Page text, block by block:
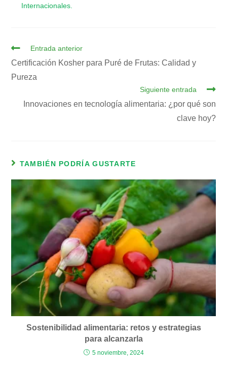
Internacionales.
Entrada anterior
Certificación Kosher para Puré de Frutas: Calidad y
Pureza
Siguiente entrada
Innovaciones en tecnología alimentaria: ¿por qué son
clave hoy?
TAMBIÉN PODRÍA GUSTARTE
Sostenibilidad alimentaria: retos y estrategias
para alcanzarla
5 noviembre, 2024